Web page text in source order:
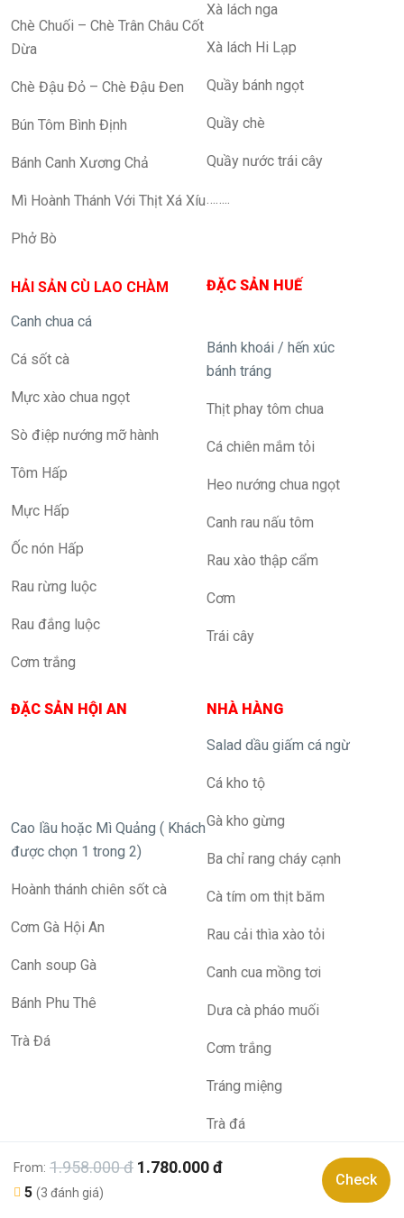
From: 1.958.000 đ 1.780.000 đ
5 (3 đánh giá)
Check
Chè Chuối – Chè Trân Châu Cốt
Dừa
Chè Đậu Đỏ – Chè Đậu Đen
Bún Tôm Bình Định
Bánh Canh Xương Chả
Mì Hoành Thánh Với Thịt Xá Xíu
Phở Bò
Xà lách nga
Xà lách Hi Lạp
Quầy bánh ngọt
Quầy chè
Quầy nước trái cây
……..
HẢI SẢN CÙ LAO CHÀM ĐẶC SẢN HUẾ
Canh chua cá
Cá sốt cà
Mực xào chua ngọt
Sò điệp nướng mỡ hành
Tôm Hấp
Mực Hấp
Ốc nón Hấp
Rau rừng luộc
Rau đắng luộc
Cơm trắng
Bánh khoái / hến xúc
bánh tráng
Thịt phay tôm chua
Cá chiên mắm tỏi
Heo nướng chua ngọt
Canh rau nấu tôm
Rau xào thập cẩm
Cơm
Trái cây
ĐẶC SẢN HỘI AN NHÀ HÀNG
Cao lầu hoặc Mì Quảng ( Khách
được chọn 1 trong 2)
Hoành thánh chiên sốt cà
Cơm Gà Hội An
Canh soup Gà
Bánh Phu Thê
Trà Đá
Salad dầu giấm cá ngừ
Cá kho tộ
Gà kho gừng
Ba chỉ rang cháy cạnh
Cà tím om thịt băm
Rau cải thìa xào tỏi
Canh cua mồng tơi
Dưa cà pháo muối
Cơm trắng
Tráng miệng
Trà đá
Vui lòngliên hệtrước khi nhận